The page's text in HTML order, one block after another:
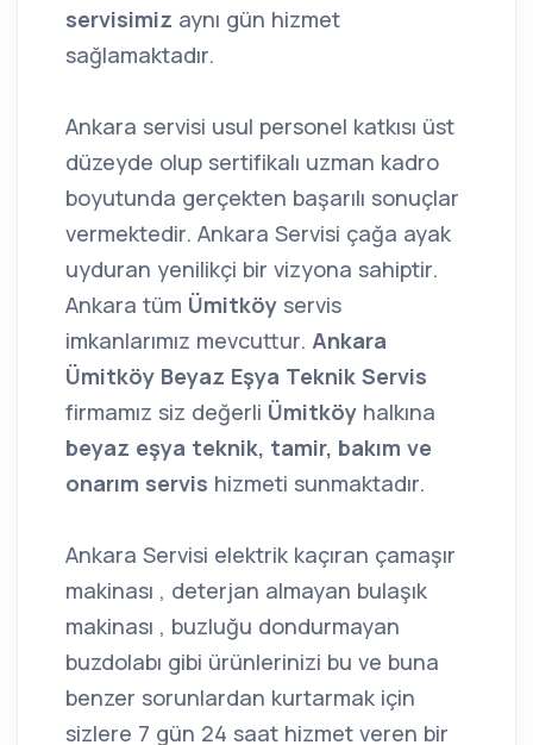
servisimiz aynı gün hizmet
sağlamaktadır.
Ankara servisi usul personel katkısı üst
düzeyde olup sertifikalı uzman kadro
boyutunda gerçekten başarılı sonuçlar
vermektedir. Ankara Servisi çağa ayak
uyduran yenilikçi bir vizyona sahiptir.
Ankara tüm Ümitköy servis
imkanlarımız mevcuttur. Ankara
Ümitköy Beyaz Eşya Teknik Servis
firmamız siz değerli Ümitköy halkına
beyaz eşya teknik, tamir, bakım ve
onarım servis hizmeti sunmaktadır.
Ankara Servisi elektrik kaçıran çamaşır
makinası , deterjan almayan bulaşık
makinası , buzluğu dondurmayan
buzdolabı gibi ürünlerinizi bu ve buna
benzer sorunlardan kurtarmak için
sizlere 7 gün 24 saat hizmet veren bir